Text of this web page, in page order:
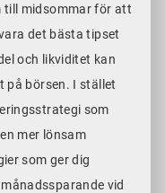
till midsommar för att
det bästa tipset
och likviditet kan
på börsen. I stället
som
mer lönsam
som ger dig
vid